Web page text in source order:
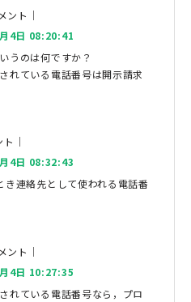
ント｜
4日 08:20:41
うのは何ですか？
れている電話番号は開示請求
｜
4日 08:32:43
き連絡先として使われる電話番
ント｜
4日 10:27:35
れている電話番号なら，プロ